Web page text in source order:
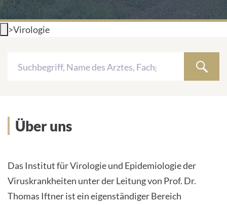
INTERNATIONALE PATIENTEN
LEICHTE SPRACHE
Deutsch
Datenschutz
>Virologie
Ergebnisse
Über uns
Das Institut für Virologie und Epidemiologie der
Viruskrankheiten unter der Leitung von Prof. Dr.
Thomas Iftner ist ein eigenständiger Bereich